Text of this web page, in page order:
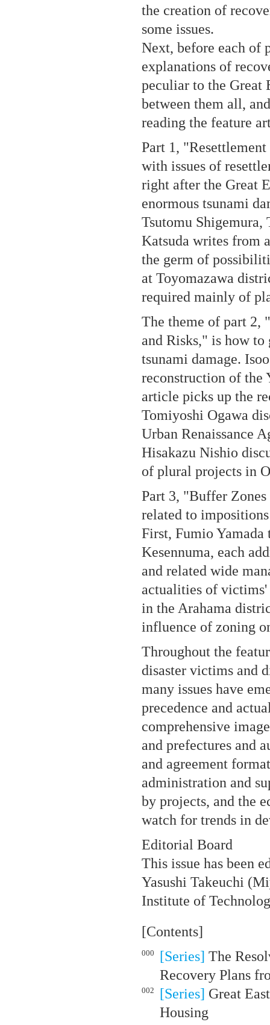
the creation of
some issues.
Next, before each of
explanations of
peculiar to the Great
between them all,
reading the feature
Part 1,
with issues of
right after the Great
enormous tsunami
Tsutomu Shigemura,
Katsuda writes from
the germ of
at Toyomazawa
required mainly of
The theme of part 2,
and Risks," is how
tsunami damage.
reconstruction of the
article picks up the
Tomiyoshi Ogawa
Urban Renaissance
Hisakazu Nishio
of plural projects in
Part 3, "Buffer
related to
First, Fumio Yamada
Kesennuma, each
and related wide
actualities of
in the Arahama
influence of zoning
Throughout the
disaster victims and
many issues have
precedence and
comprehensive
and prefectures and
and agreement
administration and
by projects, and the
watch for trends in
Editorial Board
This issue has been
Yasushi Takeuchi
Institute of
[Contents]
000 [Series] The
Recovery Plans
002 [Series] Great
Housing